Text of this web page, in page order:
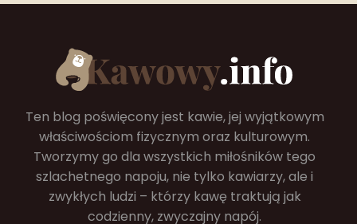
Ten blog poświęcony jest kawie, jej wyjątkowym
właściwościom fizycznym oraz kulturowym.
Tworzymy go dla wszystkich miłośników tego
szlachetnego napoju, nie tylko kawiarzy, ale i
zwykłych ludzi – którzy kawę traktują jak
codzienny, zwyczajny napój.